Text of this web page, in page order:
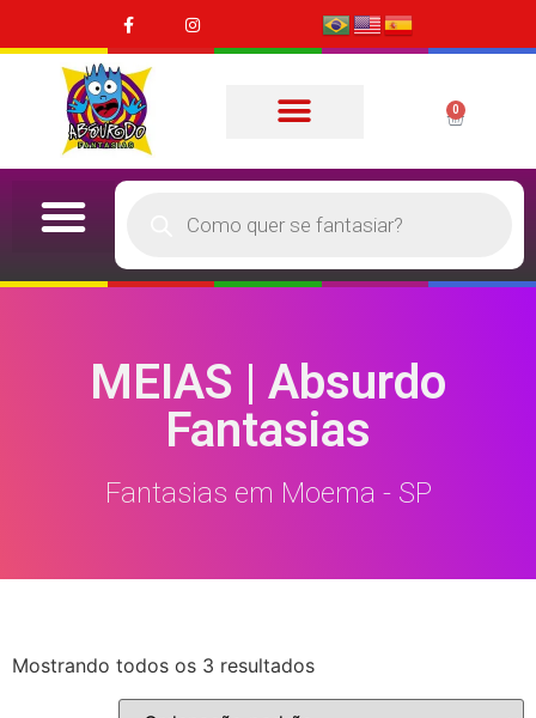
0
MEIAS | Absurdo
Fantasias
Fantasias em Moema - SP
Mostrando todos os 3 resultados